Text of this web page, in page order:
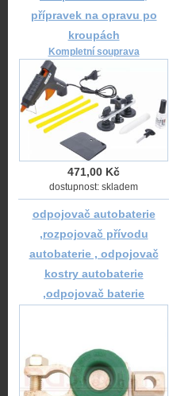
přípravek na opravu po
kroupách
Kompletní souprava
471,00 Kč
dostupnost: skladem
odpojovač autobaterie
,rozpojovač přívodu
autobaterie , odpojovač
kostry autobaterie
,odpojovač baterie